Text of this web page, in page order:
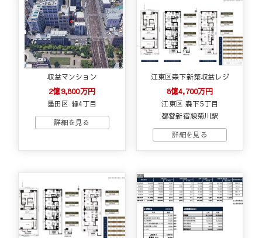
収益マンション
2億9,800万円
墨田区 緑4丁目
江東区森下新築収益レジ
8億4,700万円
江東区 森下5丁目
都営新宿線菊川駅